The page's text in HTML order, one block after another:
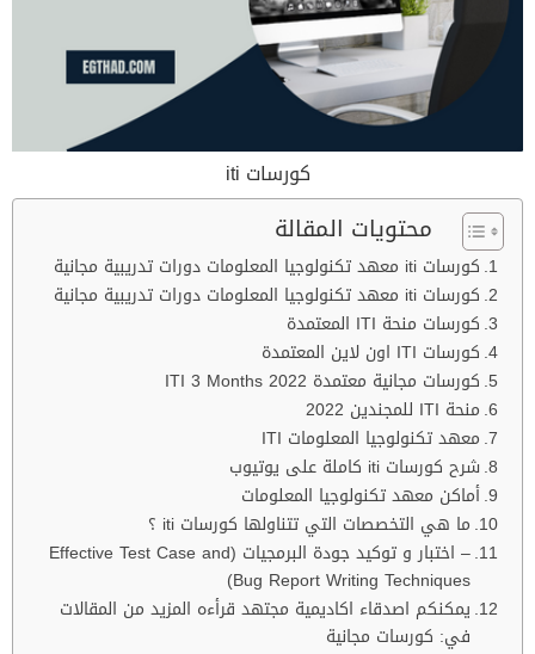
كورسات iti
محتويات المقالة
كورسات iti معهد تكنولوجيا المعلومات دورات تدريبية مجانية
كورسات iti معهد تكنولوجيا المعلومات دورات تدريبية مجانية
كورسات منحة ITI المعتمدة
كورسات ITI اون لاين المعتمدة
كورسات مجانية معتمدة ITI 3 Months 2022
منحة ITI للمجندين 2022
معهد تكنولوجيا المعلومات ITI
شرح كورسات iti كاملة على يوتيوب
أماكن معهد تكنولوجيا المعلومات
ما هي التخصصات التي تتناولها كورسات iti ؟
– اختبار و توكيد جودة البرمجيات (Effective Test Case and
Bug Report Writing Techniques)
يمكنكم اصدقاء اكاديمية مجتهد قرأءه المزيد من المقالات
في: كورسات مجانية